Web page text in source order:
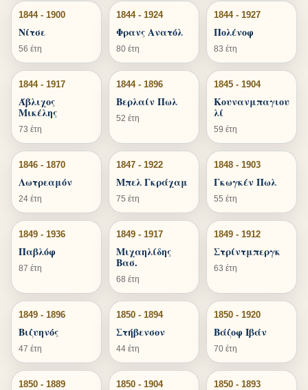
1844 - 1900
Νίτσε
56 έτη
1844 - 1924
Φρανς Ανατόλ
80 έτη
1844 - 1927
Πολένοφ
83 έτη
1844 - 1917
Άβλιχος
Μικέλης
73 έτη
1844 - 1896
Βερλαίν Πωλ
52 έτη
1845 - 1904
Κουνανμπαγιου
λί
59 έτη
1846 - 1870
Λωτρεαμόν
24 έτη
1847 - 1922
Μπελ Γκράχαμ
75 έτη
1848 - 1903
Γκωγκέν Πωλ
55 έτη
1849 - 1936
Παβλόφ
87 έτη
1849 - 1917
Μιχαηλίδης
Βασ.
68 έτη
1849 - 1912
Στρίντμπεργκ
63 έτη
1849 - 1896
Βιζυηνός
47 έτη
1850 - 1894
Στήβενσον
44 έτη
1850 - 1920
Βάζοφ Ιβάν
70 έτη
1850 - 1889 1850 - 1904 1850 - 1893